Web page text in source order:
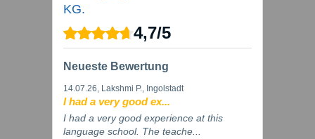
KG.
4,7/5
Neueste Bewertung
14.07.26, Lakshmi P., Ingolstadt
I had a very good ex...
I had a very good experience at this
language school. The teache...